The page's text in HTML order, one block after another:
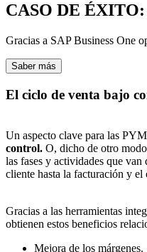
CASO DE
Gracias a SAP Business One
Saber más
El ciclo de venta bajo
Un aspecto clave para las
control. O, dicho de otro
las fases y actividades que
cliente hasta la facturación y el
Gracias a las herramientas
obtienen estos beneficios
Mejora de los márgenes.